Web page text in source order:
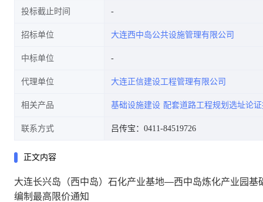
限价通知
投标截止时间
招标单位 大连西中岛公共设施管理有限公司
中标单位
代理单位 大连正信建设工程管理有限公司
相关产品 基础设施建设 配套道路工程规划选址论
联系方式 吕传宝：0411-84519726
正文内容
大连长兴岛（西中岛）石化产业基地—西中岛炼化产业园
编制最高限价通知